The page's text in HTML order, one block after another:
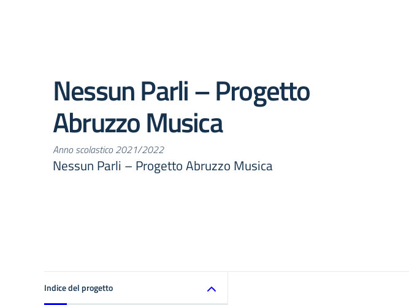
Nessun Parli – Progetto
Abruzzo Musica
Anno scolastico 2021/2022
Nessun Parli – Progetto Abruzzo Musica
Indice del progetto